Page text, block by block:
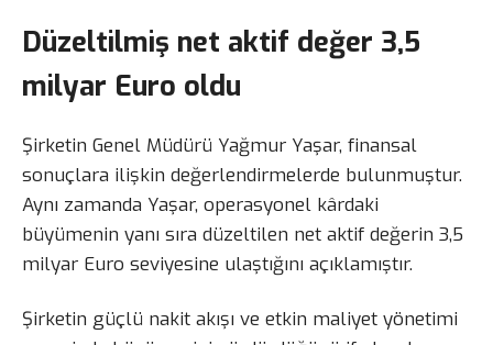
Düzeltilmiş net aktif değer 3,5
milyar Euro oldu
Şirketin Genel Müdürü Yağmur Yaşar, finansal
sonuçlara ilişkin değerlendirmelerde bulunmuştur.
Aynı zamanda Yaşar, operasyonel kârdaki
büyümenin yanı sıra düzeltilen net aktif değerin 3,5
milyar Euro seviyesine ulaştığını açıklamıştır.
Şirketin güçlü nakit akışı ve etkin maliyet yönetimi